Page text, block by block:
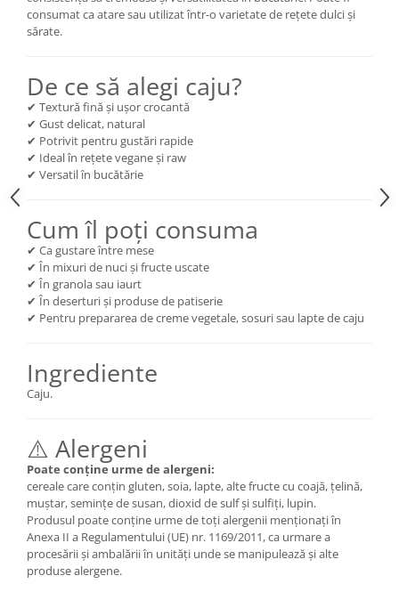
consumat ca atare sau utilizat într-o varietate de rețete dulci și
sărate.
De ce să alegi caju?
✔ Textură fină și ușor crocantă
✔ Gust delicat, natural
✔ Potrivit pentru gustări rapide
✔ Ideal în rețete vegane și raw
✔ Versatil în bucătărie
Cum îl poți consuma
✔ Ca gustare între mese
✔ În mixuri de nuci și fructe uscate
✔ În granola sau iaurt
✔ În deserturi și produse de patiserie
✔ Pentru prepararea de creme vegetale, sosuri sau lapte de caju
Ingrediente
Caju.
⚠️ Alergeni
Poate conține urme de alergeni:
cereale care conțin gluten, soia, lapte, alte fructe cu coajă, țelină,
muștar, semințe de susan, dioxid de sulf și sulfiți, lupin.
Produsul poate conține urme de toți alergenii menționați în
Anexa II a Regulamentului (UE) nr. 1169/2011, ca urmare a
procesării și ambalării în unități unde se manipulează și alte
produse alergene.